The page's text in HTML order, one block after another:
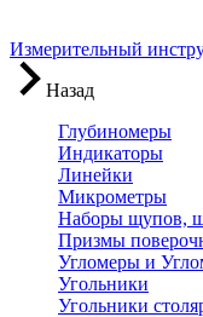
Измерительный
Назад
Глубиномеры
Индикаторы
Линейки
Микрометры
Наборы щупов,
Призмы
Угломеры и
Угольники
Угольники